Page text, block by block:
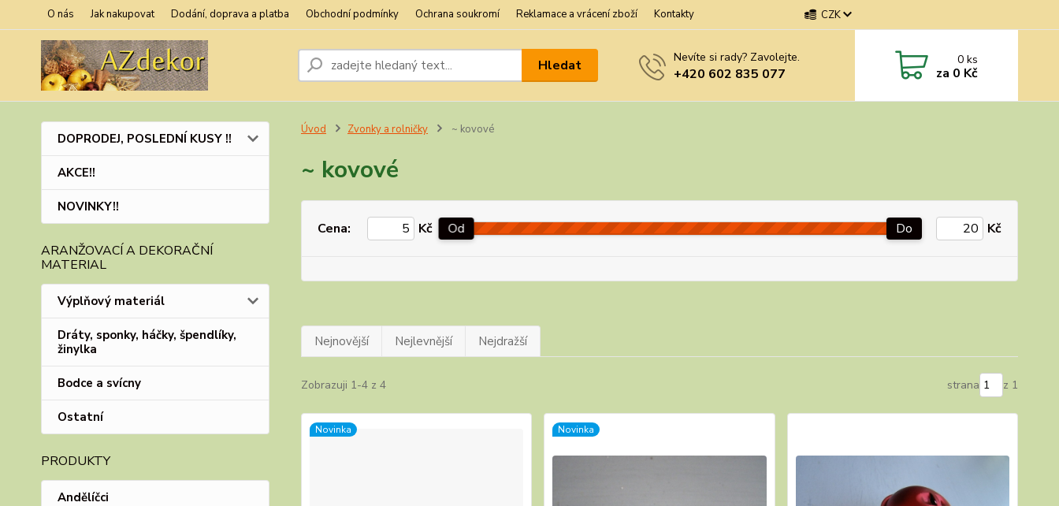
O nás Jak nakupovat Dodání, doprava a platba Obchodní podmínky Ochrana soukromí Reklamace a vrácení zboží Kontakty CZK
Hledat Nevíte si rady? Zavolejte.
+420 602 835 077
0ks
za 0 Kč
DOPRODEJ, POSLEDNÍ KUSY !!
AKCE!!
NOVINKY!!
ARANŽOVACÍ A DEKORAČNÍ
MATERIAL
Výplňový materiál
Dráty, sponky, háčky, špendlíky,
žinylka
Bodce a svícny
Ostatní
PRODUKTY
Andělíčci
Úvod Zvonky a rolničky ~ kovové
~ kovové
Cena: Kč Od Do Kč
Nejnovější Nejlevnější Nejdražší
Zobrazuji 1-4 z 4 strana z 1
Novinka Novinka